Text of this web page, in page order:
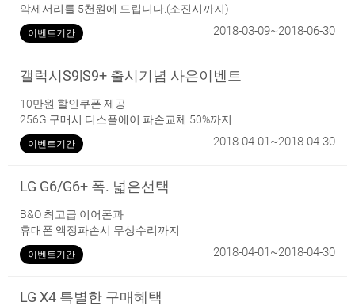
악세서리를 5천원에 드립니다.(소진시까지)
이벤트기간 2018-03-09~2018-06-30
갤럭시S9|S9+ 출시기념 사은이벤트
10만원 할인쿠폰 제공
256G 구매시 디스플에이 파손교체 50%까지
이벤트기간 2018-04-01~2018-04-30
LG G6/G6+ 폭. 넓은선택
B&O 최고급 이어폰과
휴대폰 액정파손시 무상수리까지
이벤트기간 2018-04-01~2018-04-30
LG X4 특별한 구매혜택